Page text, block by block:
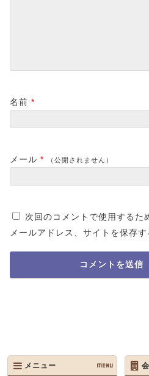
名前 *
メール * （公開されません）
次回のコメントで使用するた
メールアドレス、サイトを保存す
メニュー MENU